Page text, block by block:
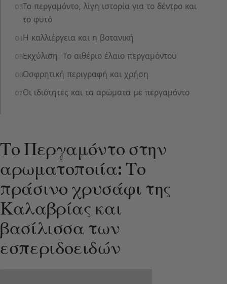
Το περγαμόντο, λίγη ιστορία για το δέντρο και
το φυτό
Η καλλιέργεια και η βοτανική
Εκχύλιση: Το αιθέριο έλαιο περγαμόντου
Οσφρητική περιγραφή και χρήση
Οι ιδιότητες και τα αρώματα με περγαμόντο
Το Περγαμόντο στην
αρωματοποιία: Το
πράσινο χρυσάφι της
Καλαβρίας και
βασίλισσα των
εσπεριδοειδών